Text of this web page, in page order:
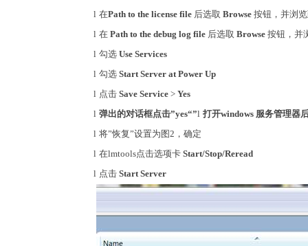
l 在Path to the license file 后选取 Browse 按钮，并浏
l 在 Path to the debug log file 后选取 Browse 按钮，并
l 勾选 Use Services
l 勾选 Start Server at Power Up
l 点击 Save Service > Yes
l 弹出的对话框点击”yes“”l 打开windows 服务管理器
l 将”恢复”设置为图2，确定
l 在lmtools点击选项卡 Start/Stop/Reread
l 点击 Start Server